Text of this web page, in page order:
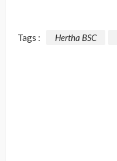
Tags : Hertha BSC